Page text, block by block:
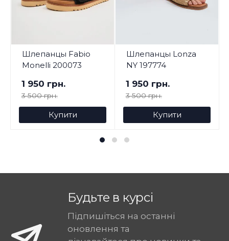
Шлепанцы Fabio
Monelli 200073
1 950 грн.
3 500 грн.
Купити
Шлепанцы Lonza
NY 197774
1 950 грн.
3 500 грн.
Купити
Будьте в курсі
Підпишіться на останні
оновлення та